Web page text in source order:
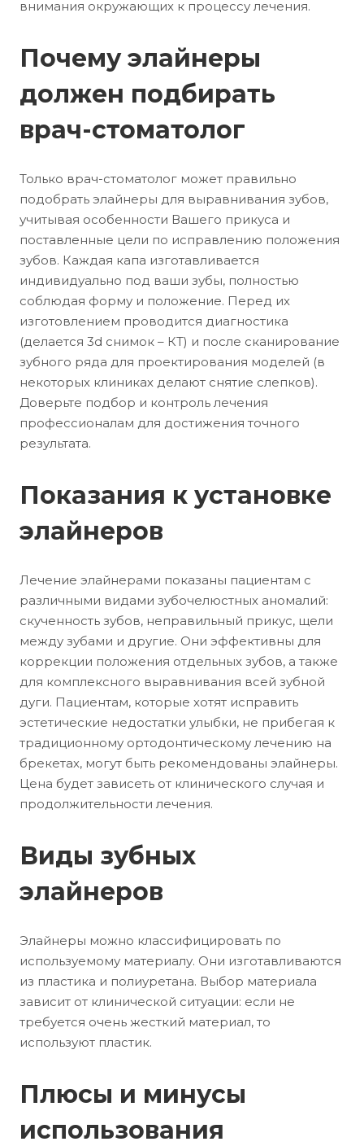
внимания окружающих к процессу лечения.
Почему элайнеры
должен подбирать
врач-стоматолог
Только врач-стоматолог может правильно
подобрать элайнеры для выравнивания зубов,
учитывая особенности Вашего прикуса и
поставленные цели по исправлению положения
зубов. Каждая капа изготавливается
индивидуально под ваши зубы, полностью
соблюдая форму и положение. Перед их
изготовлением проводится диагностика
(делается 3d снимок – КТ) и после сканирование
зубного ряда для проектирования моделей (в
некоторых клиниках делают снятие слепков).
Доверьте подбор и контроль лечения
профессионалам для достижения точного
результата.
Показания к установке
элайнеров
Лечение элайнерами показаны пациентам с
различными видами зубочелюстных аномалий:
скученность зубов, неправильный прикус, щели
между зубами и другие. Они эффективны для
коррекции положения отдельных зубов, а также
для комплексного выравнивания всей зубной
дуги. Пациентам, которые хотят исправить
эстетические недостатки улыбки, не прибегая к
традиционному ортодонтическому лечению на
брекетах, могут быть рекомендованы элайнеры.
Цена будет зависеть от клинического случая и
продолжительности лечения.
Виды зубных
элайнеров
Элайнеры можно классифицировать по
используемому материалу. Они изготавливаются
из пластика и полиуретана. Выбор материала
зависит от клинической ситуации: если не
требуется очень жесткий материал, то
используют пластик.
Плюсы и минусы
использования